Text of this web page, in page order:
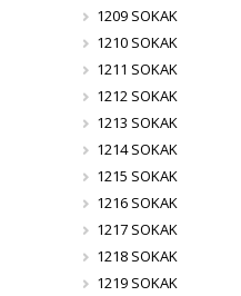
1209 SOKAK
1210 SOKAK
1211 SOKAK
1212 SOKAK
1213 SOKAK
1214 SOKAK
1215 SOKAK
1216 SOKAK
1217 SOKAK
1218 SOKAK
1219 SOKAK